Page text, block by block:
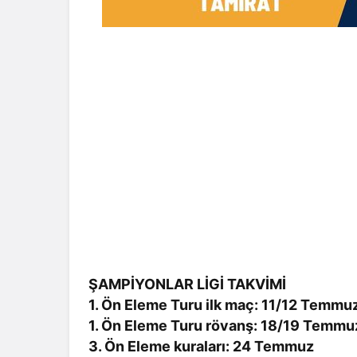
ŞAMPİYONLAR LİGİ TAKVİMİ
1. Ön Eleme Turu ilk maç: 11/12
1. Ön Eleme Turu rövanş: 18/19
3. Ön Eleme kuraları: 24 Temmuz